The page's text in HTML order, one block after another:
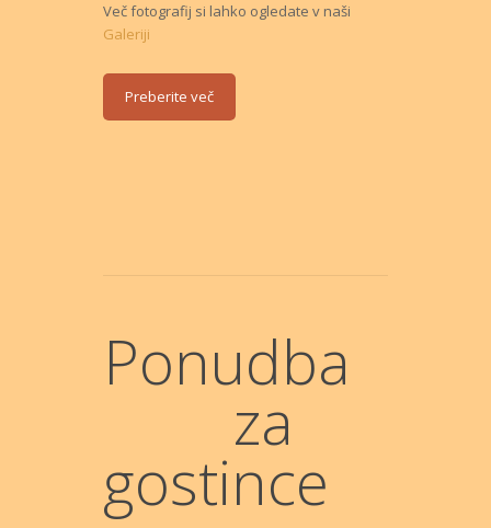
Več fotografij si lahko ogledate v naši
Galeriji
Preberite več
Ponudba
za
gostince